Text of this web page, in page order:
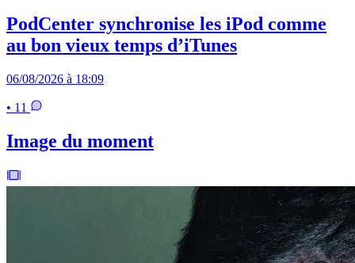
PodCenter synchronise les iPod comme
au bon vieux temps d’iTunes
06/08/2026 à 18:09
• 11
Image du moment